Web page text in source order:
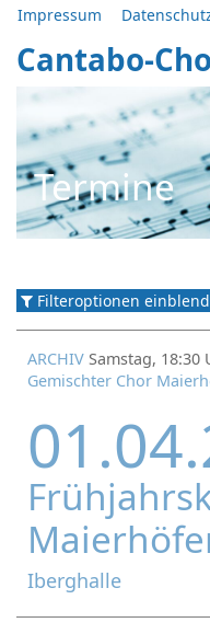
Impressum
Cantabo-
Termine
Filteroptionen
ARCHIV Samstag, 18:30
Gemischter Chor
Iberghalle